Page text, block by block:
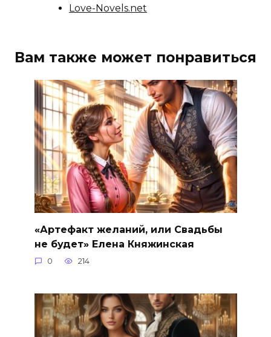
Love-Novels.net
Вам также может понравиться
«Артефакт желаний, или Свадьбы
не будет» Елена Княжинская
0 214